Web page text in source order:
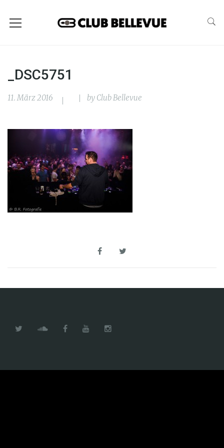
_DSC5751
11. März 2016 by Club Bellevue